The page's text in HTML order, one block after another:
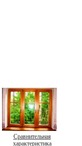
Сравнительная
характеристика